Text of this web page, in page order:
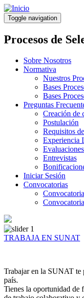
Pasar
al
contenido
principal
Toggle navigation
Procesos de
Sobre Nosotros
Normativa
Nuestros
Bases
Bases
Preguntas
Creación de
Postulación
Requisitos
Experiencia
Evaluaciones
Entrevistas
Iniciar Sesión
Convocatorias
TRABAJA EN SUNAT
Trabajar en la SUNAT te
país.
Tienes la oportunidad de